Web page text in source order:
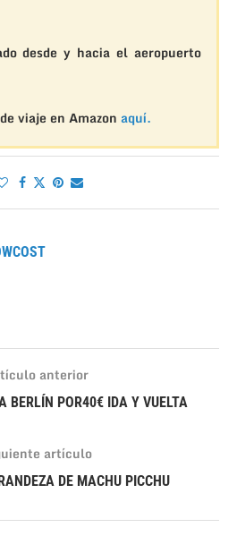
desde y hacia el aeropuerto
viaje en Amazon aquí.
anterior
BERLÍN POR40€ IDA Y VUELTA
artículo
DE MACHU PICCHU